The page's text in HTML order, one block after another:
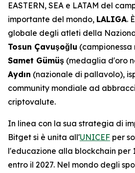
EASTERN, SEA e LATAM del
importante del mondo, LALIGA.
globale degli atleti della
Tosun Çavuşoğlu
Samet Gümüş (medaglia d'oro
Aydın (nazionale di pallavolo),
community mondiale ad
criptovalute.
In linea con la sua strategia di
Bitget si è unita all'UNICEF per
l'educazione alla blockchain per
entro il 2027. Nel mondo degli